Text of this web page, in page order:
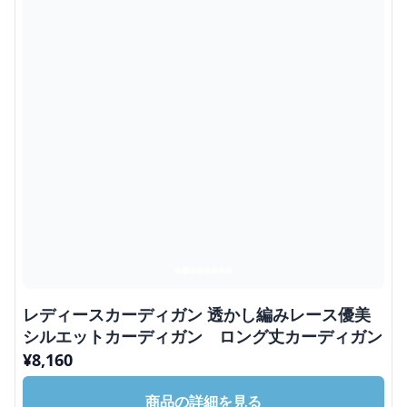
レディースカーディガン 透かし編みレース優美
シルエットカーディガン ロング丈カーディガン
¥8,160
商品の詳細を見る